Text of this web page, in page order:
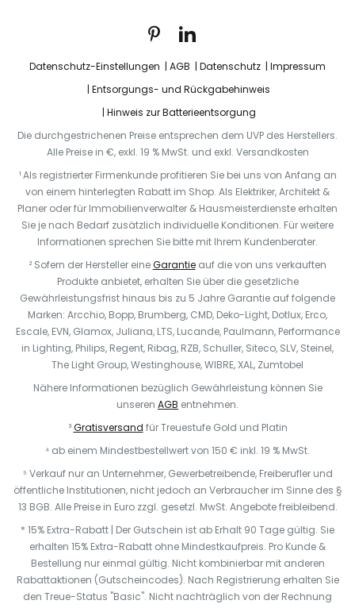
Datenschutz-Einstellungen AGB Datenschutz
Impressum
Entsorgungs- und Rückgabehinweis
Hinweis zur Batterieentsorgung
Die durchgestrichenen Preise entsprechen dem UVP des Herstellers.
Alle Preise in €, exkl. 19 % MwSt. und exkl. Versandkosten
¹ Als registrierter Firmenkunde profitieren Sie bei uns von Anfang an
von einem hinterlegten Rabatt im Shop. Als Elektriker, Architekt &
Planer oder für Immobilienverwalter & Hausmeisterdienste erhalten
Sie je nach Bedarf zusätzlich individuelle Konditionen. Für weitere
Informationen sprechen Sie bitte mit Ihrem Kundenberater.
² Sofern der Hersteller eineGarantieauf die von uns verkauften
Produkte anbietet, erhalten Sie über die gesetzliche
Gewährleistungsfrist hinaus bis zu 5 Jahre Garantie auf folgende
Marken: Arcchio, Bopp, Brumberg, CMD, Deko-Light, Dotlux, Erco,
Escale, EVN, Glamox, Juliana, LTS, Lucande, Paulmann, Performance
in Lighting, Philips, Regent, Ribag, RZB, Schuller, Siteco, SLV, Steinel,
The Light Group, Westinghouse, WIBRE, XAL, Zumtobel
Nähere Informationen bezüglich Gewährleistung können Sie
unseren AGB entnehmen.
³Gratisversand für Treuestufe Gold und Platin
⁴ ab einem Mindestbestellwert von 150 € inkl. 19 % MwSt.
⁵ Verkauf nur an Unternehmer, Gewerbetreibende, Freiberufler und
öffentliche Institutionen, nicht jedoch an Verbraucher im Sinne des §
13 BGB. Alle Preise in Euro zzgl. gesetzl. MwSt. Angebote freibleibend.
* 15% Extra-Rabatt | Der Gutschein ist ab Erhalt 90 Tage gültig. Sie
erhalten 15% Extra-Rabatt ohne Mindestkaufpreis. Pro Kunde &
Bestellung nur einmal gültig. Nicht kombinierbar mit anderen
Rabattaktionen (Gutscheincodes). Nach Registrierung erhalten Sie
den Treue-Status "Basic". Nicht nachträglich von der Rechnung